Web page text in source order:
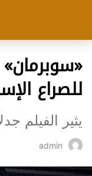
للصراع
يثير الفيلم
admin